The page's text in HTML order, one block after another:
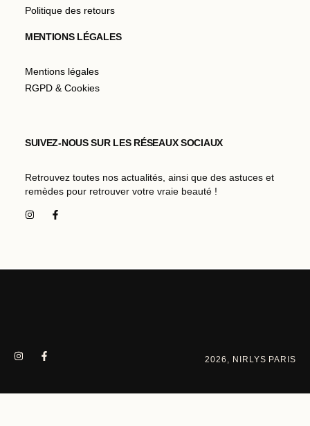
Politique des retours
MENTIONS LÉGALES
Mentions légales
RGPD & Cookies
SUIVEZ-NOUS SUR LES RÉSEAUX SOCIAUX
Retrouvez toutes nos actualités, ainsi que des astuces et
remèdes pour retrouver votre vraie beauté !
2026, NIRLYS PARIS